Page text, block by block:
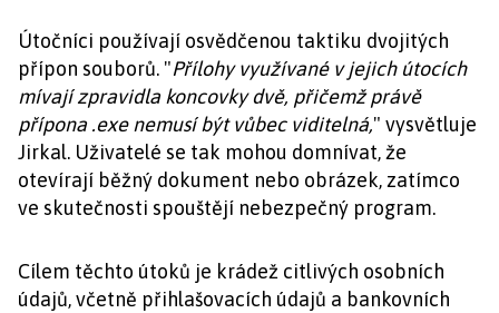
Útočníci používají osvědčenou taktiku dvojitých
přípon souborů. "Přílohy využívané v jejich útocích
mívají zpravidla koncovky dvě, přičemž právě
přípona .exe nemusí být vůbec viditelná," vysvětluje
Jirkal. Uživatelé se tak mohou domnívat, že
otevírají běžný dokument nebo obrázek, zatímco
ve skutečnosti spouštějí nebezpečný program.
Cílem těchto útoků je krádež citlivých osobních
údajů, včetně přihlašovacích údajů a bankovních